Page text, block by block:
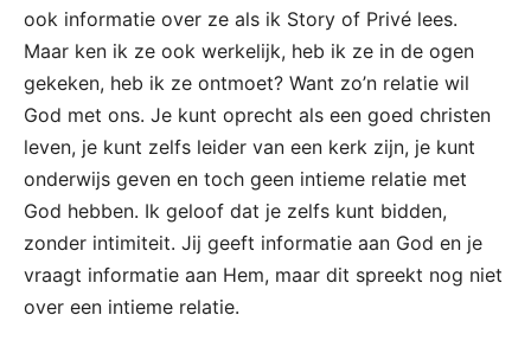
ook informatie over ze als ik Story of Privé lees.
Maar ken ik ze ook werkelijk, heb ik ze in de ogen
gekeken, heb ik ze ontmoet? Want zo’n relatie wil
God met ons. Je kunt oprecht als een goed christen
leven, je kunt zelfs leider van een kerk zijn, je kunt
onderwijs geven en toch geen intieme relatie met
God hebben. Ik geloof dat je zelfs kunt bidden,
zonder intimiteit. Jij geeft informatie aan God en je
vraagt informatie aan Hem, maar dit spreekt nog niet
over een intieme relatie.